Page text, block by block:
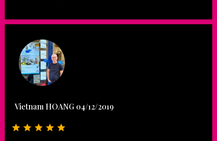
Vietnam HOANG 04/12/2019